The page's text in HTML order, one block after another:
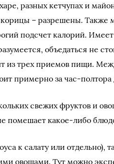
разных кетчупах и
– разрешены. Также
подсчет калорий.
объедаться не
из трех приемов пищи.
примерно за час-полтора
свежих фруктов и
помешает какое-либо
к салату или отдельно),
овощами. Тут можно